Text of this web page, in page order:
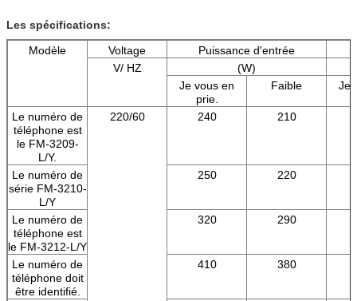
Les spécifications:
Modèle
Voltage
Puissance d'entrée
V/ HZ
(W)
Je vous en
prie.
Faible
Je
Le numéro de
téléphone est
le FM-3209-
L/Y.
220/60 240 210
Le numéro de
série FM-3210-
L/Y
250 220
Le numéro de
téléphone est
le FM-3212-L/Y
320 290
Le numéro de
téléphone doit
être identifié.
410 380